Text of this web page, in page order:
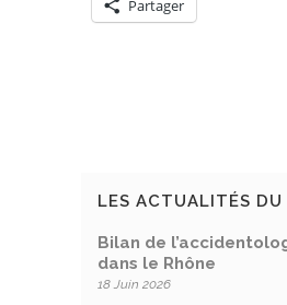
Partager
LES ACTUALITÉS DU
Bilan de
dans le Rhône
18 Juin 2026